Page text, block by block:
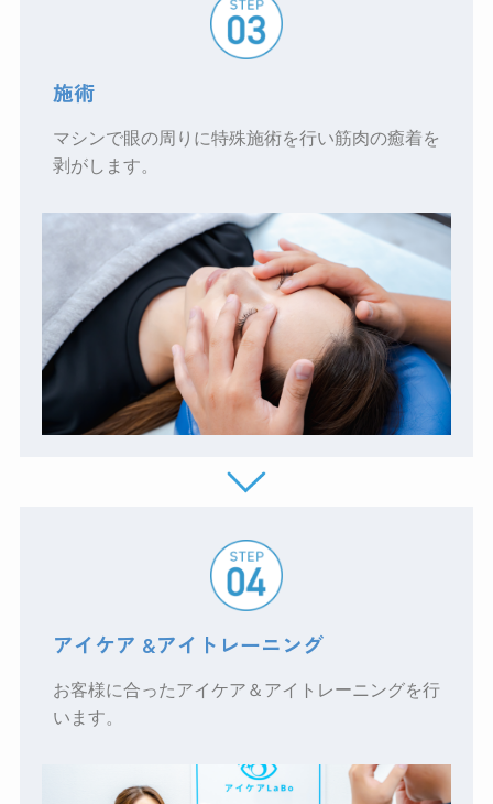
施術
マシンで眼の周りに特殊施術を行い筋肉の癒着を
剥がします。
アイケア &アイトレーニング
お客様に合ったアイケア＆アイトレーニングを行
います。